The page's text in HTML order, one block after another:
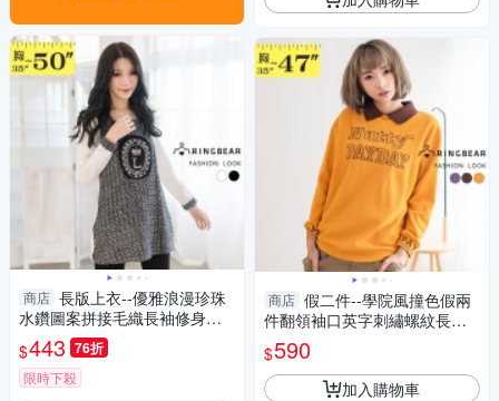
商店 長版上衣--優雅浪漫珍珠
水鑽圖案拼接毛織長袖修身長
上衣(白.黑XL-5L)-A216眼圈熊
中大尺碼
$443 76折
限時下殺
商店 假二件--學院風撞色假兩
件翻領袖口英字刺繡螺紋長袖
上衣(咖.黃.紫L-3L)-X440眼圈
熊中大尺碼
$590
加入購物車